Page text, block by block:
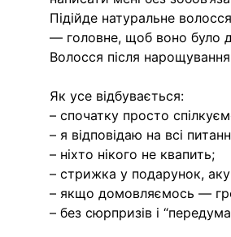
Підійде натуральне
— головне, щоб воно було
Волосся після
Як усе відбувається:
– спочатку просто
– я відповідаю на всі
– ніхто нікого не квапить;
– стрижка у подарунок,
– якщо домовляємось —
– без сюрпризів і